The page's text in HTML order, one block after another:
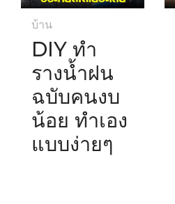
บ้าน
DIY ทำ
รางน้ำฝน
ฉบับคนงบ
น้อย ทำเอง
แบบง่ายๆ